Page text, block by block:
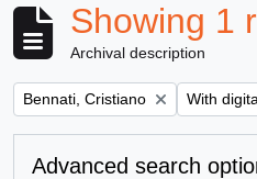
Showing 1
Archival description
Remove filter:
Bennati, Cristiano Remove
With
Advanced search